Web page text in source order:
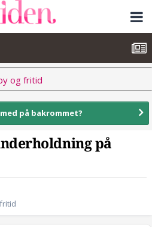
og fritid
på bakrommet?
på